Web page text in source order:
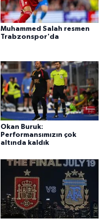
Muhammed Salah resmen
Trabzonspor'da
Okan Buruk:
Performansımızın çok
altında kaldık